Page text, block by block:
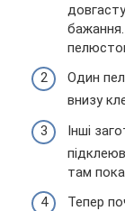
Один
внизу
Інші
там
Тепер